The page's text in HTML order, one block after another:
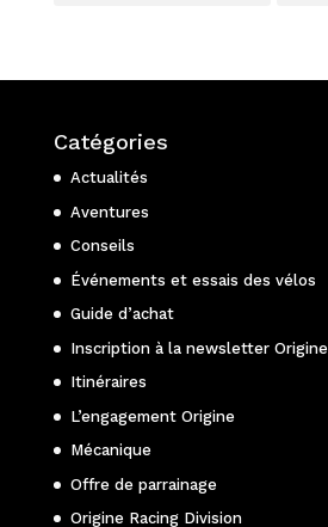
Catégories
Actualités
Aventures
Conseils
Événements et essais des vélos
Guide d’achat
Inscription à la newsletter Origine
Itinéraires
L’engagement Origine
Mécanique
Offre de parrainage
Origine Racing Division